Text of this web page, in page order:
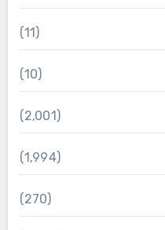
(11)
(10)
(2٬001)
(1٬994)
(270)